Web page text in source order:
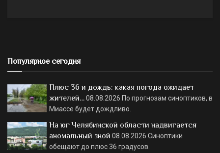
Популярное сегодня
Плюс 36 и дождь: какая погода ожидает
жителей…08.08.2026 По прогнозам синоптиков, в
Миассе будет дождливо.
На юг Челябинской области надвигается
аномальный зной 08.08.2026 Синоптики
обещают до плюс 36 градусов.